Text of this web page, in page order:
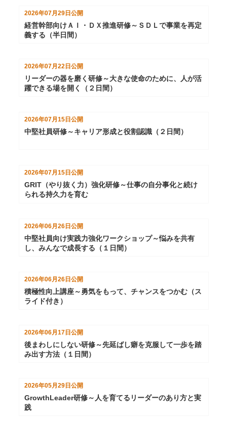
2026年07月29日 公開
経営幹部向けＡＩ・ＤＸ推進研修～ＳＤＬで事業を再定
義する（半日間）
2026年07月22日 公開
リーダーの器を磨く研修～大きな使命のために、人が活
躍できる場を開く（２日間）
2026年07月15日 公開
中堅社員研修～キャリア形成と役割認識（２日間）
2026年07月15日 公開
GRIT（やり抜く力）強化研修～仕事の自分事化と続け
られる持久力を育む
2026年06月26日公開
中堅社員向け実践力強化ワークショップ～悩みを共有
し、みんなで成長する（１日間）
2026年06月26日公開
積極性向上講座～勇気をもって、チャンスをつかむ（ス
ライド付き）
2026年06月17日 公開
後まわしにしない研修～先延ばし癖を克服して一歩を踏
み出す方法（１日間）
2026年05月29日 公開
GrowthLeader研修～人を育てるリーダーのあり方と実
践